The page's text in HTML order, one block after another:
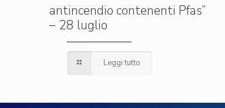
antincendio contenenti Pfas”
– 28 luglio
Leggi tutto